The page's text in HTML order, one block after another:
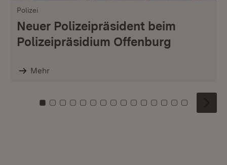
Polizei
Neuer Polizeipräsident beim
Polizeipräsidium Offenburg
Mehr
Zu Kachel: 0
Zu Kachel: 1
Zu Kachel: 2
Zu Kachel: 3
Zu Kachel: 4
Zu Kachel: 5
Zu Kachel: 6
Zu Kachel: 7
Zu Kachel: 8
Zu Kachel: 9
Zu Kachel: 10
Zu Kachel: 11
Zu Kachel: 12
Zu Kachel:
Zu